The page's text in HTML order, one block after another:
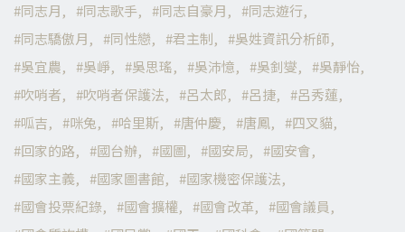
同志月
同志歌手 同志自豪月
同志遊行
同志驕傲月
同性戀 君主制
吳姓資訊分析師
吳宜農
吳崢 吳思瑤 吳沛憶 吳釗燮
吳靜怡
吹哨者
吹哨者保護法 呂太郎 呂捷
呂秀蓮
呱吉
咪兔 哈里斯 唐仲慶 唐鳳
四叉貓
回家的路
國台辦 國圖 國安局
國安會
國家主義
國家圖書館
國家機密保護法
國會投票紀錄
國會擴權 國會改革
國會議員